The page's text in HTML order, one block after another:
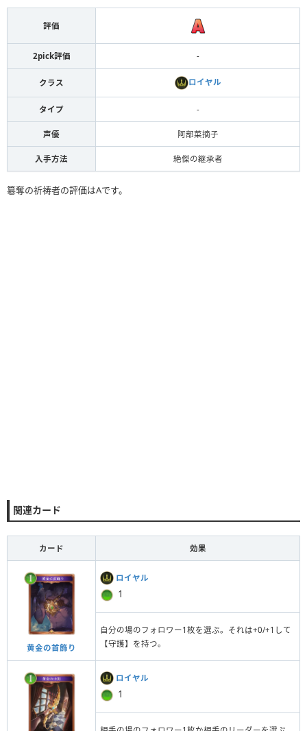
評価
2pick評価 -
クラス ロイヤル
タイプ -
声優 阿部菜摘子
入手方法 絶傑の継承者
簒奪の祈祷者の評価はAです。
関連カード
カード 効果
黄金の首飾り
ロイヤル
1
自分の場のフォロワー1枚を選ぶ。それは+0/+1して
【守護】を持つ。
ロイヤル
1